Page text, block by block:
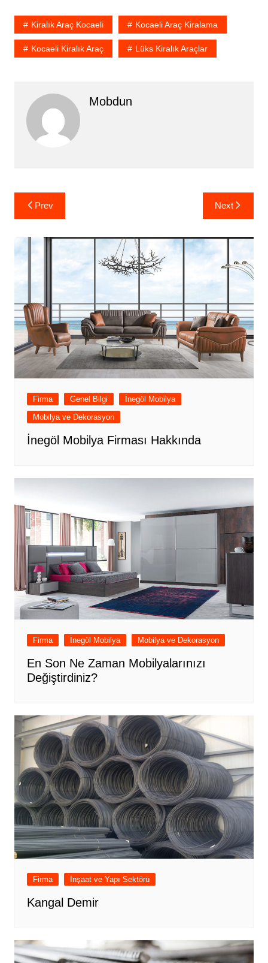
Kiralık Araç Kocaeli Kocaeli Araç Kiralama
Kocaeli Kiralık Araç Lüks Kiralık Araçlar
Mobdun
Yazı
gezinmesi
Prev Next
Firma Genel Bilgi
İnegöl Mobilya
Mobilya ve Dekorasyon
İnegöl Mobilya Firması Hakkında
Firma İnegöl Mobilya Mobilya ve Dekorasyon
En Son Ne Zaman Mobilyalarınızı
Değiştirdiniz?
Firma İnşaat ve Yapı Sektörü
Kangal Demir